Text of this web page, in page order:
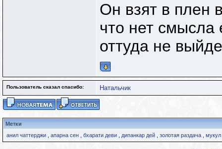
Он взят в плен
что нет смысла
оттуда не
Пользователь сказал cпасибо: Натальчик
Метки
анил чаттерджи
апарна сен бхарати деви дипанкар дей золотая раздача